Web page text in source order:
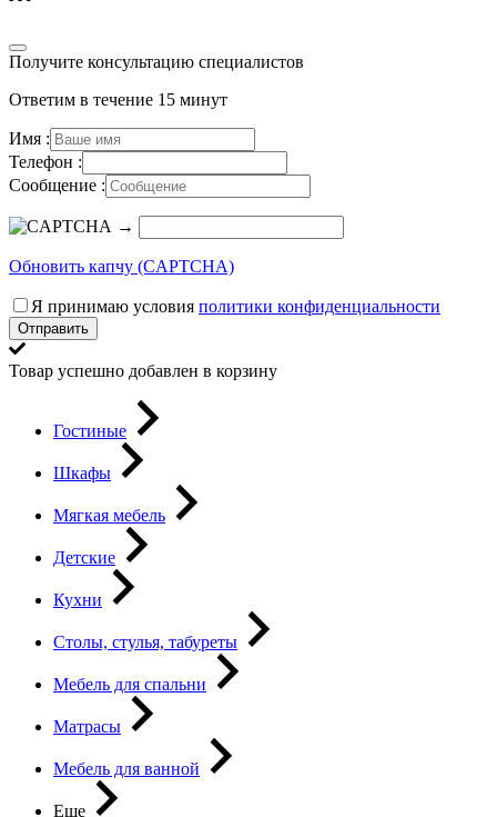
Получите консультацию специалистов
Ответим в течение 15 минут
Имя :
Телефон :
Сообщение :
→
Обновить капчу (CAPTCHA)
Я принимаю условия политики конфиденциальности
Отправить
Товар успешно добавлен в корзину
Гостиные
Шкафы
Мягкая мебель
Детские
Кухни
Столы, стулья, табуреты
Мебель для спальни
Матрасы
Мебель для ванной
Еще